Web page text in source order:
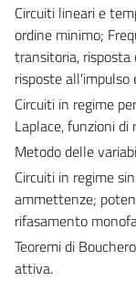
Circuiti lineari e
ordine minimo;
transitoria, risposta
risposte all'impulso
Circuiti in regime
Laplace, funzioni di
Metodo delle
Circuiti in regime
ammettenze;
rifasamento
Teoremi di
attiva.